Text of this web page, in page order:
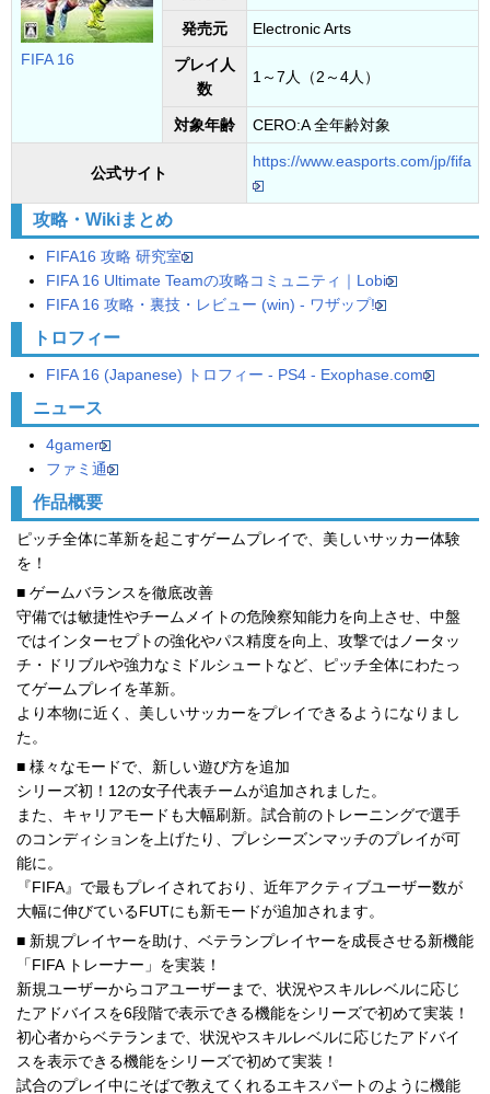
FIFA 16
発売元 Electronic Arts
プレイ人
数
1～7人（2～4人）
対象年齢 CERO:A 全年齢対象
公式サイト
https://www.easports.com/jp/fifa
攻略・Wikiまとめ
FIFA16 攻略 研究室
FIFA 16 Ultimate Teamの攻略コミュニティ｜Lobi
FIFA 16 攻略・裏技・レビュー (win) - ワザップ!
トロフィー
FIFA 16 (Japanese) トロフィー - PS4 - Exophase.com
ニュース
4gamer
ファミ通
作品概要
ピッチ全体に革新を起こすゲームプレイで、美しいサッカー体験
を！
■ ゲームバランスを徹底改善
守備では敏捷性やチームメイトの危険察知能力を向上させ、中盤
ではインターセプトの強化やパス精度を向上、攻撃ではノータッ
チ・ドリブルや強力なミドルシュートなど、ピッチ全体にわたっ
てゲームプレイを革新。
より本物に近く、美しいサッカーをプレイできるようになりまし
た。
■ 様々なモードで、新しい遊び方を追加
シリーズ初！12の女子代表チームが追加されました。
また、キャリアモードも大幅刷新。試合前のトレーニングで選手
のコンディションを上げたり、プレシーズンマッチのプレイが可
能に。
『FIFA』で最もプレイされており、近年アクティブユーザー数が
大幅に伸びているFUTにも新モードが追加されます。
■ 新規プレイヤーを助け、ベテランプレイヤーを成長させる新機能
「FIFA トレーナー」を実装！
新規ユーザーからコアユーザーまで、状況やスキルレベルに応じ
たアドバイスを6段階で表示できる機能をシリーズで初めて実装！
初心者からベテランまで、状況やスキルレベルに応じたアドバイ
スを表示できる機能をシリーズで初めて実装！
試合のプレイ中にそばで教えてくれるエキスパートのように機能